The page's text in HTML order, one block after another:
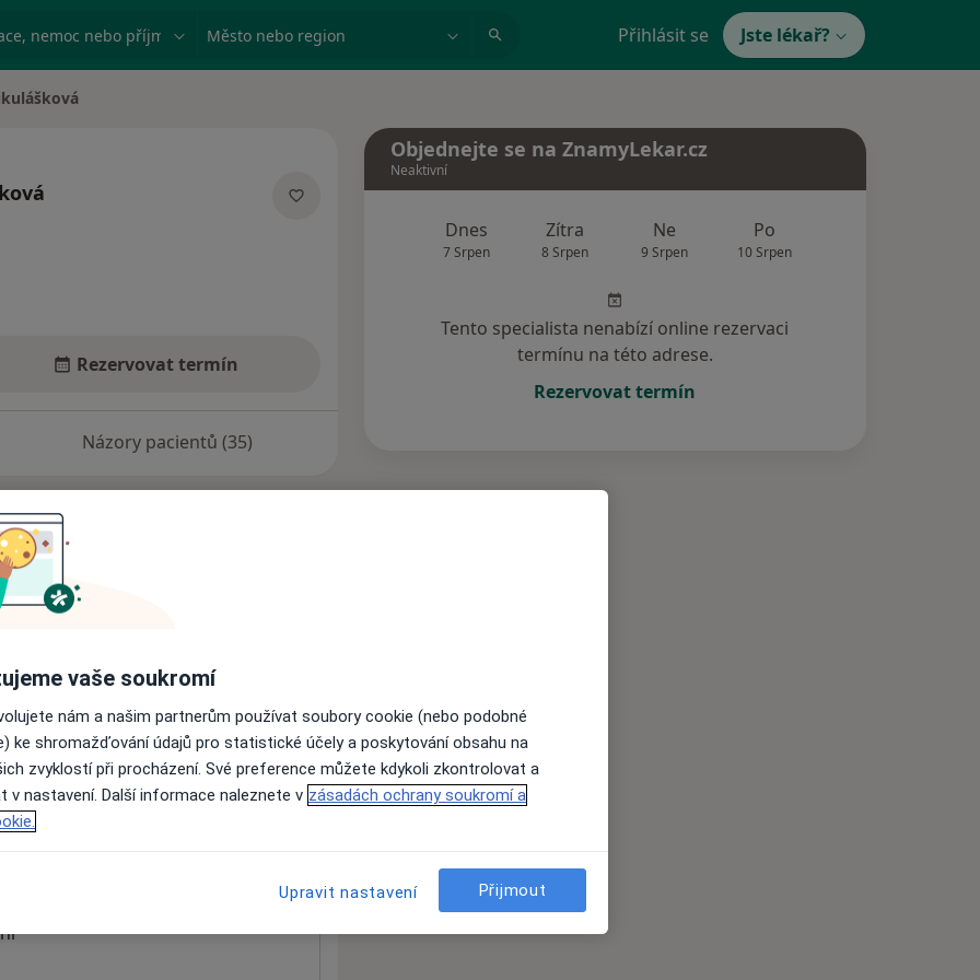
nemoc nebo příjmení Město nebo region Přihlásit se Jste lékař?
Rezervovat termín
Názory pacientů (35)
nejsou k dispozici
informace o svých službách.
Objednejte se na ZnamyLekar.cz
Neaktivní
Dnes
7 Srpen
Zítra
8 Srpen
Ne
9 Srpen
Po
10 Srpen
Tento specialista nenabízí online rezervaci
termínu na této adrese.
Rezervovat termín
vaše soukromí
nám a našim partnerům používat soubory cookie (nebo podobné
ke shromažďování údajů pro statistické účely a poskytování obsahu na
zvyklostí při procházení. Své preference můžete kdykoli zkontrolovat a
v nastavení. Další informace naleznete v zásadách ochrany soukromí a
Upravit nastavení Přijmout